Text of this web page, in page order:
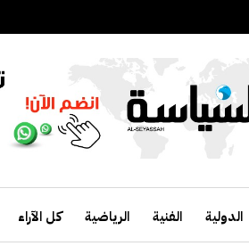
الدولية الفنية الرياضية كل الآراء